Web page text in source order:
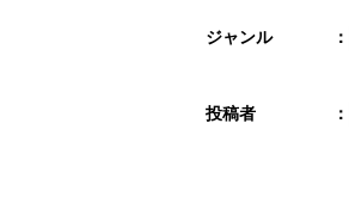
ジャンル ：
投稿者 ：